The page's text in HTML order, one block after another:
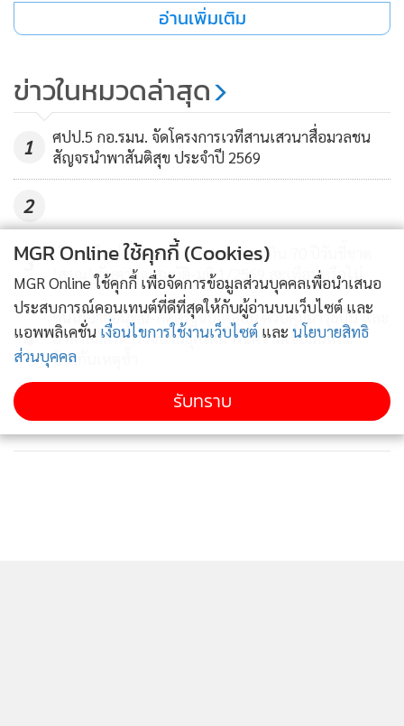
“ผมขอเชิญชวนพี่น้องประชาชนเที่ยวชมงาน และร่วมอุดหนุน
สินค้าและผลิตภัณฑ์ OTOP กว่า 2,000 บูธ OTOPชวนชิม
มากกว่า 160 ร้านค้าทั่วประเทศ หรือผ่านแพลตฟอร์มออนไลน์
ต่าง ได้ตั้งแต่วันที่ 4-12 มิ.ย.65 รวม 9 วัน ณ อาคารชาเลนเจอร์
1-3 ศูนย์แสดงสินค้าและการประชุม อิมแพ็ค เมืองทองธานี
อำเภอปากเกร็ด จังหวัดนนทบุรี เพื่อสนับสนุนเลือกซื้อ
ผลิตภัณฑ์อันทรงคุณค่า และสุดยอดผลิตภัณฑ์ OTOP จาก
อ่านเพิ่มเติม
ข่าวในหมวดล่าสุด
1
ศปป.5 กอ.รมน. จัดโครงการเวทีสานเสวนาสื่อมวลชน
สัญจรนำพาสันติสุข ประจำปี 2569
2
3
เปิดปมใหม่ กสทช. ! ปธ.สรรหาอายุเกิน 70 ปีวันชี้ขาด
‘สรณ’ จับตาคุณสมบัติ-มติ 1/2569 สะเทือนหรือไม่
4
ชูนโยบายอนุทิน-กิตติ์รัฐขับเคลื่อน ควบคุมอาวุธปืน และ
อาสาสมัครตำรวจบ้านยุคใหม่ ฟื้นความเชื่อมั่นและ
ป้องกันเหตุซ้ำ
ข่าวอื่นในหมวด
MGR Online ใช้คุกกี้ (Cookies)
MGR Online ใช้คุกกี้ เพื่อจัดการข้อมูลส่วนบุคคลเพื่อนำเสนอ
ประสบการณ์คอนเทนต์ที่ดีที่สุดให้กับผู้อ่านบนเว็บไซต์ และ
แอพพลิเคชั่น เงื่อนไขการใช้งานเว็บไซต์ และ นโยบายสิทธิ
ส่วนบุคคล
รับทราบ